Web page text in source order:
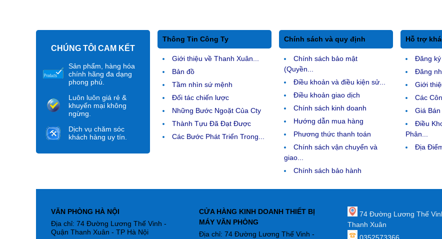
CHÚNG TÔI CAM KẾT
Sản phẩm, hàng hóa
chính hãng đa dạng
phong phú.
Luôn luôn giá rẻ &
khuyến mại không
ngừng.
Dịch vụ chăm sóc
khách hàng uy tín.
Thông Tin Công Ty
Giới thiệu về Thanh Xuân...
Bản đồ
Tầm nhìn sứ mệnh
Đối tác chiến lược
Những Bước Ngoặt Của Cty
Thành Tựu Đã Đạt Được
Các Bước Phát Triển Trong...
Chính sách và quy định
Chính sách bảo mật
(Quyền...
Điều khoản và điều kiện sử...
Điều khoản giao dịch
Chính sách kinh doanh
Hướng dẫn mua hàng
Phương thức thanh toán
Chính sách vận chuyển và
giao...
Chính sách bảo hành
Hỗ trợ
Đăng ký
Đăng
Giới
Các
Giá
Điều
Phân...
Địa
VĂN PHÒNG HÀ NỘI
Địa chỉ: 74 Đường Lương Thế Vinh -
Quận Thanh Xuân - TP Hà Nội
CỬA HÀNG KINH DOANH THIẾT BỊ
MÁY VĂN PHÒNG
Địa chỉ: 74 Đường Lương Thế Vinh -
74 Đường Lương Thế
Thanh Xuân